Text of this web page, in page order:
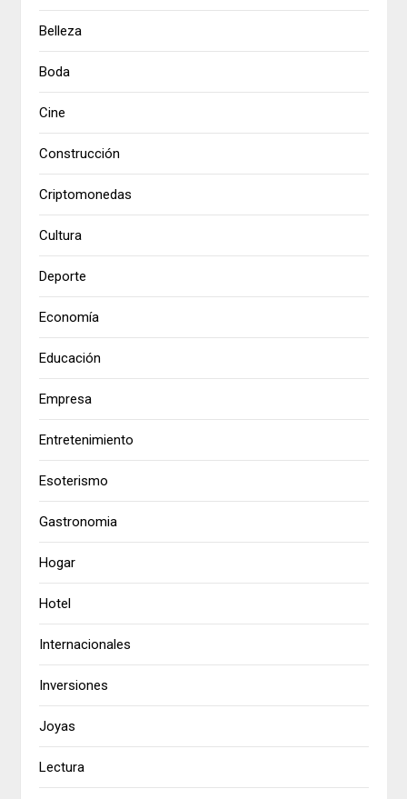
Belleza
Boda
Cine
Construcción
Criptomonedas
Cultura
Deporte
Economía
Educación
Empresa
Entretenimiento
Esoterismo
Gastronomia
Hogar
Hotel
Internacionales
Inversiones
Joyas
Lectura